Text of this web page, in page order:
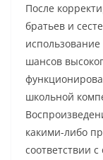
После
братьев и
шансов
школьной
какими-либо
соответствии